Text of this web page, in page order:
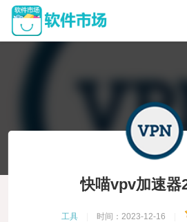
快喵vpv加速器
工具 时间：2023-12-16